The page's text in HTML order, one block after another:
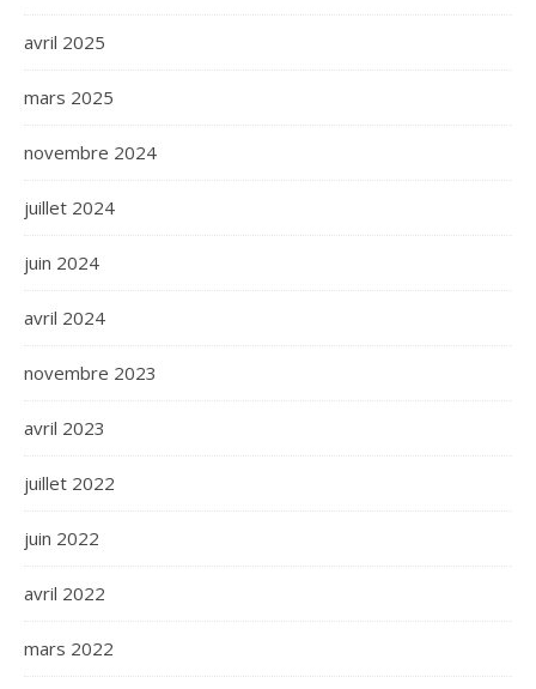
avril 2025
mars 2025
novembre 2024
juillet 2024
juin 2024
avril 2024
novembre 2023
avril 2023
juillet 2022
juin 2022
avril 2022
mars 2022